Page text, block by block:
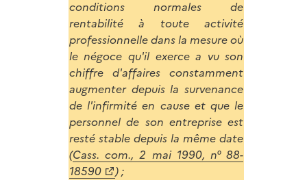
conditions normales de
rentabilité à toute activité
professionnelle dans la mesure où
le négoce qu'il exerce a vu son
chiffre d'affaires constamment
augmenter depuis la survenance
de l'infirmité en cause et que le
personnel de son entreprise est
resté stable depuis la même date
(Cass. com., 2 mai 1990, n° 88-
18590
) ;